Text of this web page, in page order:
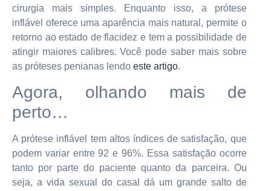
cirurgia mais simples. Enquanto isso, a prótese
inflável oferece uma aparência mais natural, permite o
retorno ao estado de flacidez e tem a possibilidade de
atingir maiores calibres. Você pode saber mais sobre
as próteses penianas lendo este artigo.
Agora, olhando mais de
perto…
A prótese inflável tem altos índices de satisfação, que
podem variar entre 92 e 96%. Essa satisfação ocorre
tanto por parte do paciente quanto da parceira. Ou
seja, a vida sexual do casal dá um grande salto de